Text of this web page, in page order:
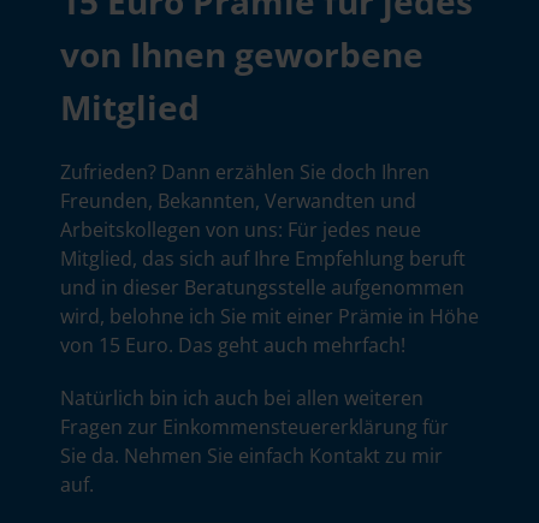
von Ihnen geworbene
Mitglied
Zufrieden? Dann erzählen Sie doch Ihren
Freunden, Bekannten, Verwandten und
Arbeitskollegen von uns: Für jedes neue
Mitglied, das sich auf Ihre Empfehlung beruft
und in dieser Beratungsstelle aufgenommen
wird, belohne ich Sie mit einer Prämie in Höhe
von 15 Euro. Das geht auch mehrfach!
Natürlich bin ich auch bei allen weiteren
Fragen zur Einkommensteuererklärung für
Sie da. Nehmen Sie einfach Kontakt zu mir
auf.